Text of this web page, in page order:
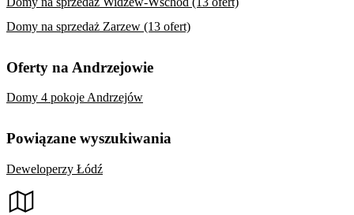
Domy na sprzedaż Zarzew (13 ofert)
Oferty na Andrzejowie
Domy 4 pokoje Andrzejów
Powiązane wyszukiwania
Deweloperzy Łódź